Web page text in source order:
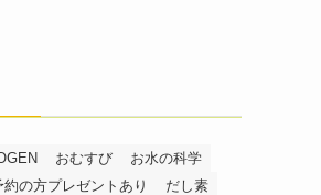
おむすび
お水の科学
約の方プレゼントあり
だし素